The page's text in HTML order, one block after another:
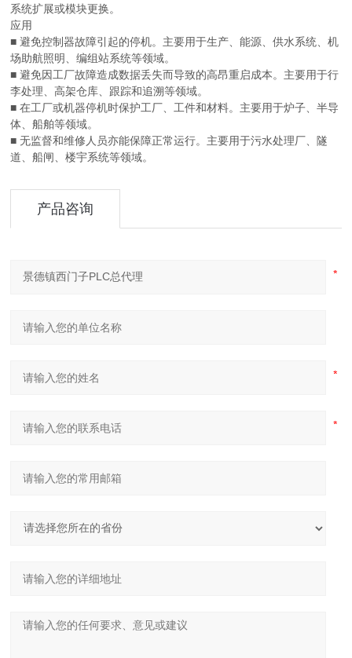
系统扩展或模块更换。
应用
■ 避免控制器故障引起的停机。主要用于生产、能源、供水系统、机
场助航照明、编组站系统等领域。
■ 避免因工厂故障造成数据丢失而导致的高昂重启成本。主要用于行
李处理、高架仓库、跟踪和追溯等领域。
■ 在工厂或机器停机时保护工厂、工件和材料。主要用于炉子、半导
体、船舶等领域。
■ 无监督和维修人员亦能保障正常运行。主要用于污水处理厂、隧
道、船闸、楼宇系统等领域。
产品咨询